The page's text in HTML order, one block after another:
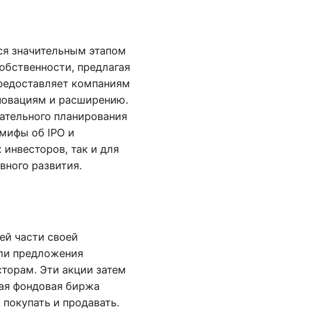
значительным этапом
предлагая
компаниям
и расширению.
планирования
об IPO и
так и для
развития.
части своей
предложения
Эти акции затем
фондовая биржа
и продавать.